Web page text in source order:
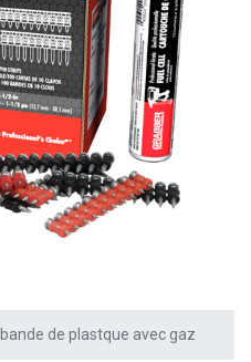
de plastque avec gaz